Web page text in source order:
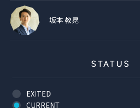
坂本 教晃
STATUS
EXITED
CURRENT